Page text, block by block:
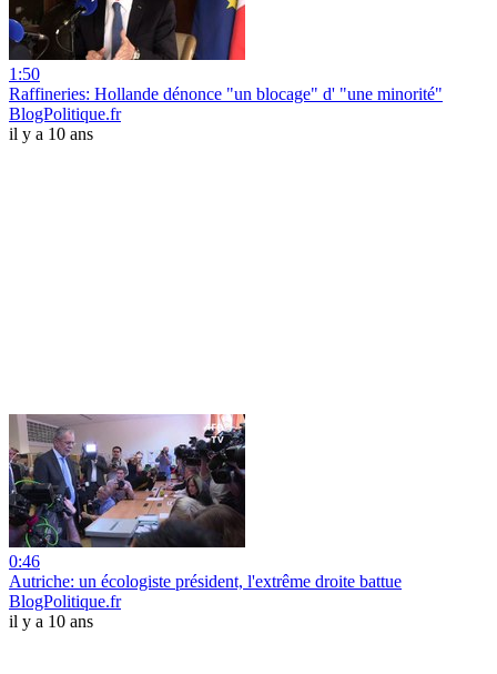
1:50
Raffineries: Hollande dénonce "un blocage" d' "une minorité"
BlogPolitique.fr
il y a 10 ans
0:46
Autriche: un écologiste président, l'extrême droite battue
BlogPolitique.fr
il y a 10 ans